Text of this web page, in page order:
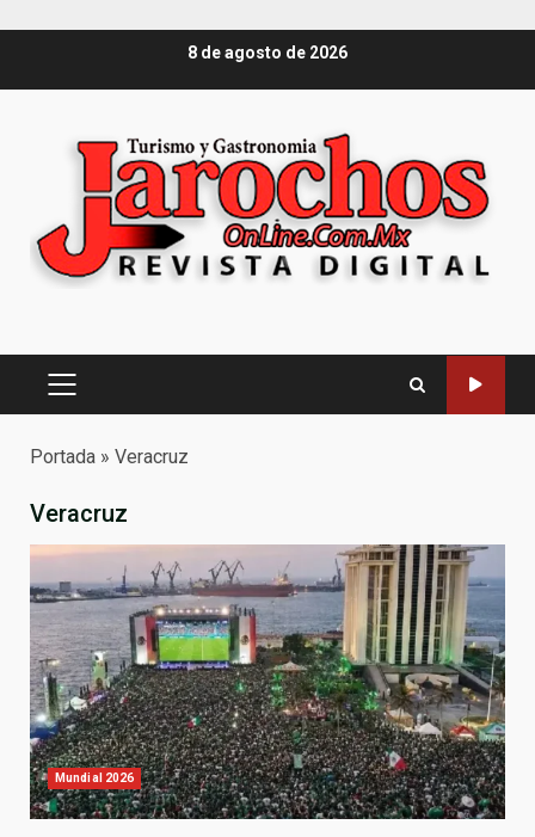
contenido
8 de agosto de 2026
Menú
principal
Portada » Veracruz
Veracruz
Mundial 2026